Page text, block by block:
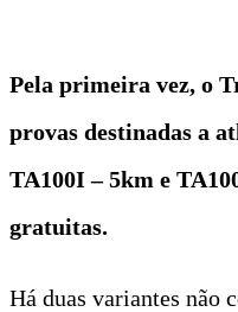
Pela primeira vez, o
provas destinadas a
TA100I – 5km e
gratuitas.
Há duas variantes não